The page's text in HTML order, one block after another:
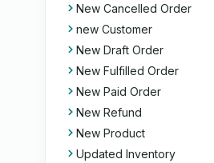
New Cancelled Order
new Customer
New Draft Order
New Fulfilled Order
New Paid Order
New Refund
New Product
Updated Inventory